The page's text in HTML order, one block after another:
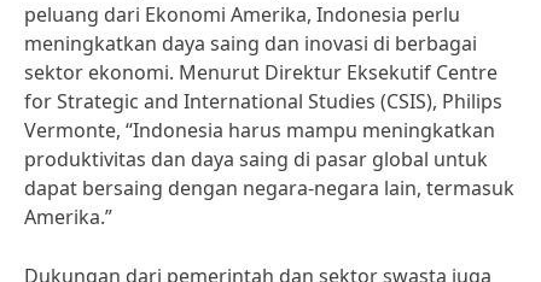
peluang dari Ekonomi Amerika, Indonesia perlu
meningkatkan daya saing dan inovasi di berbagai
sektor ekonomi. Menurut Direktur Eksekutif Centre
for Strategic and International Studies (CSIS), Philips
Vermonte, “Indonesia harus mampu meningkatkan
produktivitas dan daya saing di pasar global untuk
dapat bersaing dengan negara-negara lain, termasuk
Amerika.”
Dukungan dari pemerintah dan sektor swasta juga